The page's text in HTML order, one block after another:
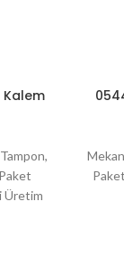
Kalem
Üretim